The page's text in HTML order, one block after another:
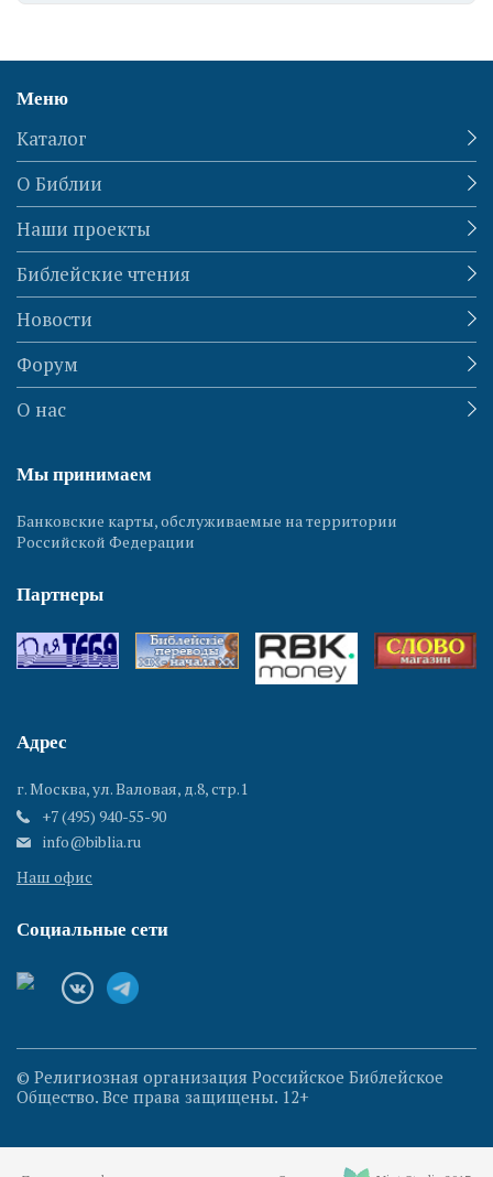
Меню
Каталог
О Библии
Наши проекты
Библейские чтения
Новости
Форум
О нас
Мы принимаем
Банковские карты, обслуживаемые на территории
Российской Федерации
Партнеры
Адрес
г. Москва, ул. Валовая, д.8, стр.1
+7 (495) 940-55-90
info@biblia.ru
Наш офис
Социальные сети
© Религиозная организация Российское Библейское
Общество. Все права защищены. 12+